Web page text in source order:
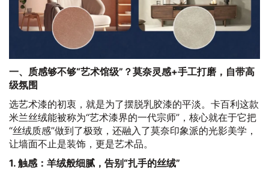
一、质感够不够“艺术馆级”？莫奈灵感+手工打磨，自带高
级氛围
选艺术漆的初衷，就是为了摆脱乳胶漆的平淡。卡百利这款
米兰丝绒能被称为“艺术漆界的一代宗师”，核心就在于它把
“丝绒质感”做到了极致，还融入了莫奈印象派的光影美学，
让墙面不止是装饰，更是艺术品。
1. 触感：羊绒般细腻，告别“扎手的丝绒”